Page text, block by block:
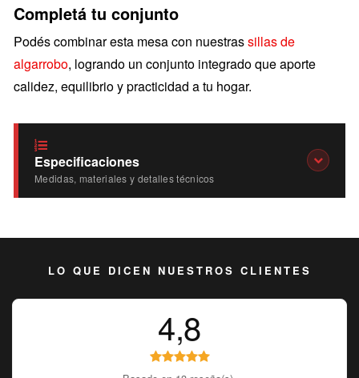
Completá tu conjunto
Podés combinar esta mesa con nuestrassillas de
algarrobo, logrando un conjunto integrado que aporte
calidez, equilibrio y practicidad a tu hogar.
Especificaciones
Medidas, materiales y detalles técnicos
LO QUE DICEN NUESTROS CLIENTES
4,8